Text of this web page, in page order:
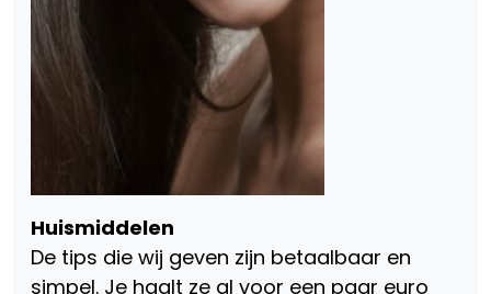
Huismiddelen
De tips die wij geven zijn betaalbaar en
simpel. Je haalt ze al voor een paar euro